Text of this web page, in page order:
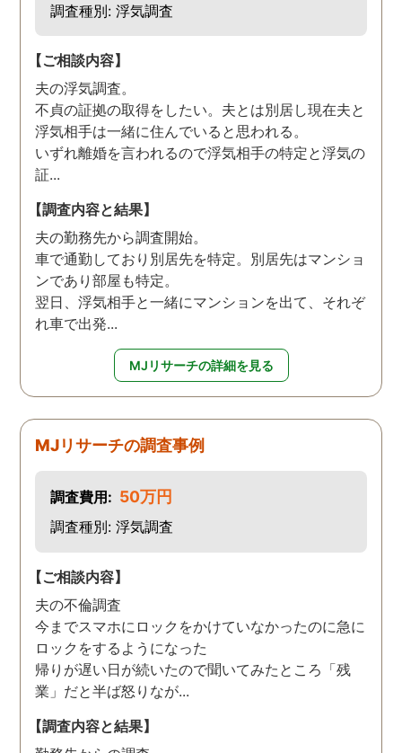
調査種別: 浮気調査
【ご相談内容】
夫の浮気調査。
不貞の証拠の取得をしたい。夫とは別居し現在夫と
浮気相手は一緒に住んでいると思われる。
いずれ離婚を言われるので浮気相手の特定と浮気の
証...
【調査内容と結果】
夫の勤務先から調査開始。
車で通勤しており別居先を特定。別居先はマンショ
ンであり部屋も特定。
翌日、浮気相手と一緒にマンションを出て、それぞ
れ車で出発...
MJリサーチの詳細を見る
MJリサーチの調査事例
調査費用: 50万円
調査種別: 浮気調査
【ご相談内容】
夫の不倫調査
今までスマホにロックをかけていなかったのに急に
ロックをするようになった
帰りが遅い日が続いたので聞いてみたところ「残
業」だと半ば怒りなが...
【調査内容と結果】